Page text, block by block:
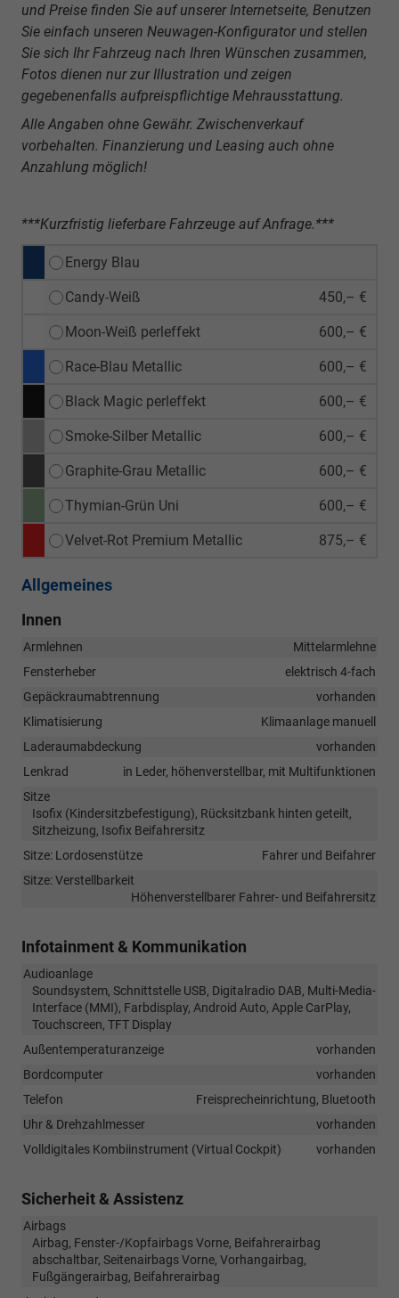
und Preise finden Sie auf unserer Internetseite, Benutzen
Sie einfach unseren Neuwagen-Konfigurator und stellen
Sie sich Ihr Fahrzeug nach Ihren Wünschen zusammen,
Fotos dienen nur zur Illustration und zeigen
gegebenenfalls aufpreispflichtige Mehrausstattung.
Alle Angaben ohne Gewähr. Zwischenverkauf
vorbehalten. Finanzierung und Leasing auch ohne
Anzahlung möglich!
***Kurzfristig lieferbare Fahrzeuge auf Anfrage.***
Energy Blau
Candy-Weiß 450,– €
Moon-Weiß perleffekt 600,– €
Race-Blau Metallic 600,– €
Black Magic perleffekt 600,– €
Smoke-Silber Metallic 600,– €
Graphite-Grau Metallic 600,– €
Thymian-Grün Uni 600,– €
Velvet-Rot Premium Metallic 875,– €
Allgemeines
Innen
Armlehnen
Mittelarmlehne
Fensterheber
elektrisch 4-fach
Gepäckraumabtrennung
vorhanden
Klimatisierung
Klimaanlage manuell
Laderaumabdeckung
vorhanden
Lenkrad
in Leder, höhenverstellbar, mit Multifunktionen
Sitze
Isofix (Kindersitzbefestigung), Rücksitzbank hinten geteilt,
Sitzheizung, Isofix Beifahrersitz
Sitze: Lordosenstütze
Fahrer und Beifahrer
Sitze: Verstellbarkeit
Höhenverstellbarer Fahrer- und Beifahrersitz
Infotainment & Kommunikation
Audioanlage
Soundsystem, Schnittstelle USB, Digitalradio DAB, Multi-Media-
Interface (MMI), Farbdisplay, Android Auto, Apple CarPlay,
Touchscreen, TFT Display
Außentemperaturanzeige
vorhanden
Bordcomputer
vorhanden
Telefon
Freisprecheinrichtung, Bluetooth
Uhr & Drehzahlmesser
vorhanden
Volldigitales Kombiinstrument (Virtual Cockpit)
vorhanden
Sicherheit & Assistenz
Airbags
Airbag, Fenster-/Kopfairbags Vorne, Beifahrerairbag
abschaltbar, Seitenairbags Vorne, Vorhangairbag,
Fußgängerairbag, Beifahrerairbag